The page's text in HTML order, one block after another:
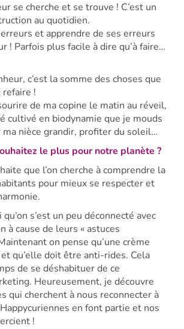
se cherche et se trouve ! C’est un
au quotidien.
et apprendre de ses erreurs
! Parfois plus facile à dire qu’à faire…
c’est la somme des choses que
refaire !
de ma copine le matin au réveil,
cultivé en biodynamie que je mouds
nièce grandir, profiter du soleil…
le plus pour notre planète ?
que l’on cherche à comprendre la
pour mieux se respecter et
qu’on s’est un peu déconnecté avec
à cause de leurs « astuces
on pense qu’une crème
qu’elle doit être anti-rides. Cela
de se déshabituer de ce
Heureusement, je découvre
qui cherchent à nous reconnecter à
en font partie et nos
!